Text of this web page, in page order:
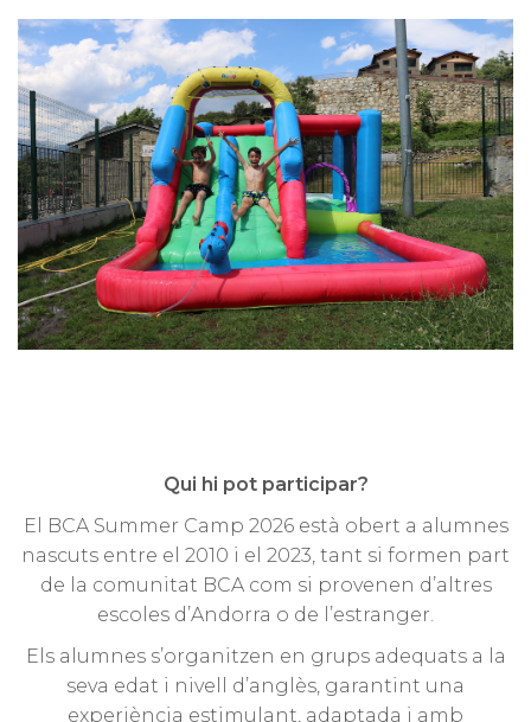
Qui hi pot participar?
El BCA Summer Camp 2026 està obert a alumnes
nascuts entre el 2010 i el 2023, tant si formen part
de la comunitat BCA com si provenen d’altres
escoles d’Andorra o de l’estranger.
Els alumnes s’organitzen en grups adequats a la
seva edat i nivell d’anglès, garantint una
experiència estimulant, adaptada i amb